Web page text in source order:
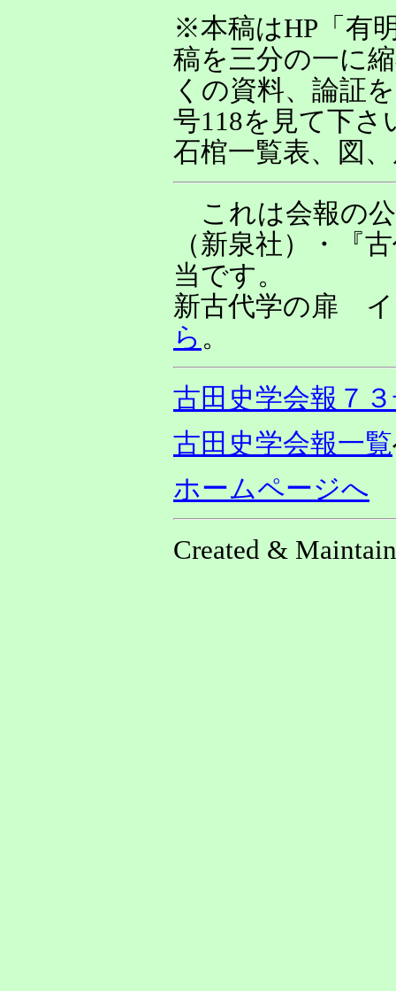
※本稿はHP「有
稿を三分の一に
くの資料、論証
号118を見て下さ
石棺一覧表、図
これは会報の
（新泉社）・『
当です。
新古代学の扉
ら 。
古田史学会報７
古田史学会報一覧
ホームページへ
Created &